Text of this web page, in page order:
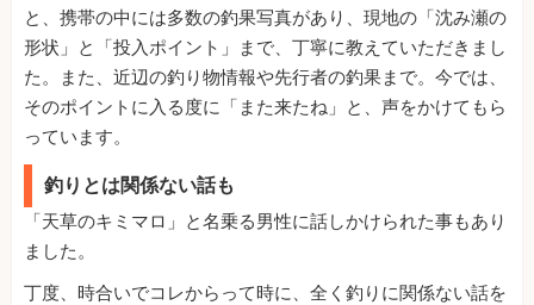
と、携帯の中には多数の釣果写真があり、現地の「沈み瀬の
形状」と「投入ポイント」まで、丁寧に教えていただきまし
た。また、近辺の釣り物情報や先行者の釣果まで。今では、
そのポイントに入る度に「また来たね」と、声をかけてもら
っています。
釣りとは関係ない話も
「天草のキミマロ」と名乗る男性に話しかけられた事もあり
ました。
丁度、時合いでコレからって時に、全く釣りに関係ない話を